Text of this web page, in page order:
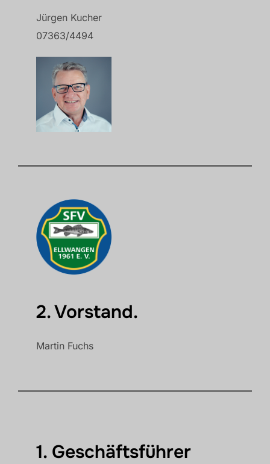
Jürgen Kucher
07363/4494
2. Vorstand.
Martin Fuchs
1. Geschäftsführer